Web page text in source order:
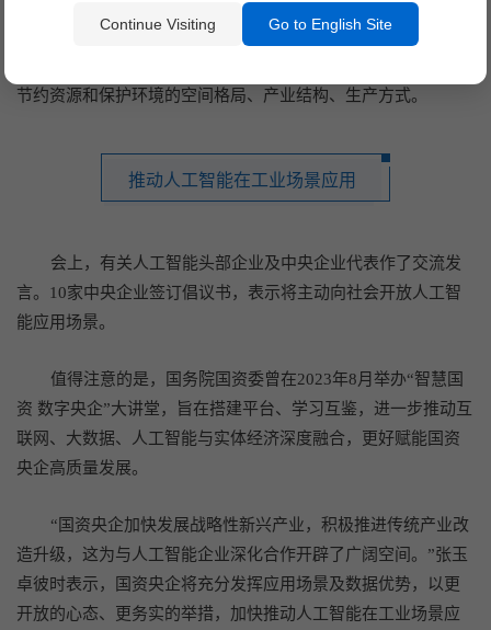
造业高质量发展工作，加快关键工序、核心设备更新改造，推
动制造业与互联网、大数据、人工智能等技术融合，加强新型
节约资源和保护环境的空间格局、产业结构、生产方式。
推动人工智能在工业场景应用
会上，有关人工智能头部企业及中央企业代表作了交流发
言。10家中央企业签订倡议书，表示将主动向社会开放人工智
能应用场景。
值得注意的是，国务院国资委曾在2023年8月举办“智慧国
资 数字央企”大讲堂，旨在搭建平台、学习互鉴，进一步推动互
联网、大数据、人工智能与实体经济深度融合，更好赋能国资
央企高质量发展。
“国资央企加快发展战略性新兴产业，积极推进传统产业改
造升级，这为与人工智能企业深化合作开辟了广阔空间。”张玉
卓彼时表示，国资央企将充分发挥应用场景及数据优势，以更
开放的心态、更务实的举措，加快推动人工智能在工业场景应
Continue Visiting Go to English Site